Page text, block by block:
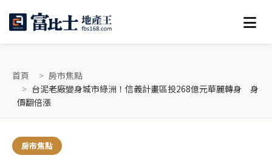
首頁
房市焦點
台泥老廠變身城市綠洲！信義計畫區投268億元華麗轉身 身
價翻倍漲
房市焦點